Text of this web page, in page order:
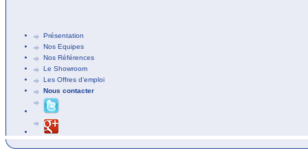
Présentation
Nos Equipes
Nos Références
Le Showroom
Les Offres d'emploi
Nous contacter